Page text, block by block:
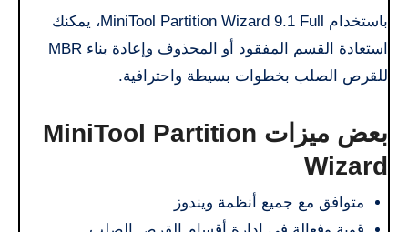
باستخدام MiniTool Partition Wizard 9.1 Full، يمكنك
استعادة القسم المفقود أو المحذوف وإعادة بناء MBR
للقرص الصلب بخطوات بسيطة واحترافية.
بعض ميزات MiniTool Partition
Wizard
متوافق مع جميع أنظمة ويندوز